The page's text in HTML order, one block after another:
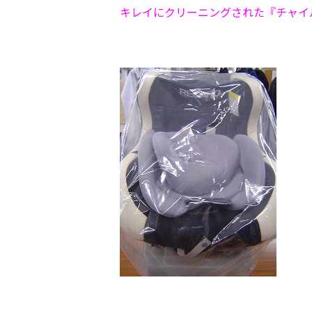
キレイにクリーニングされた『チャイ